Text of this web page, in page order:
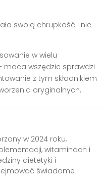
swoją chrupkość i nie
w wielu
maca wszędzie sprawdzi
z tym składnikiem
oryginalnych,
w 2024 roku,
witaminach i
dietetyki i
świadome